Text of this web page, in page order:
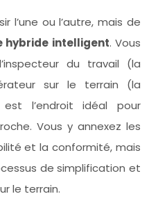
l’une ou l’autre, mais de
hybride intelligent. Vous
du travail (la
sur le terrain (la
est l’endroit idéal pour
Vous y annexez les
et la conformité, mais
de simplification et
le terrain.